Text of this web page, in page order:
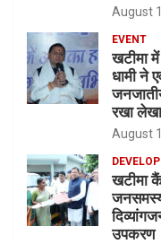
August
EVENT
खटीमा
धामी ने
रखा
August
खटीमा
उपकरण